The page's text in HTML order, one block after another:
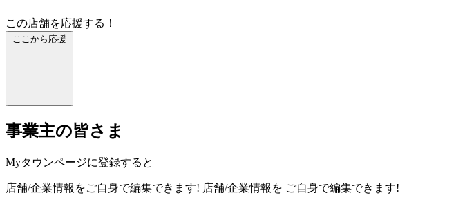
この店舗を応援する！
ここから応援
事業主の皆さま
Myタウンページに登録すると
店舗/企業情報をご自身で編集できます! 店舗/企業情報を ご自身で編集できます!